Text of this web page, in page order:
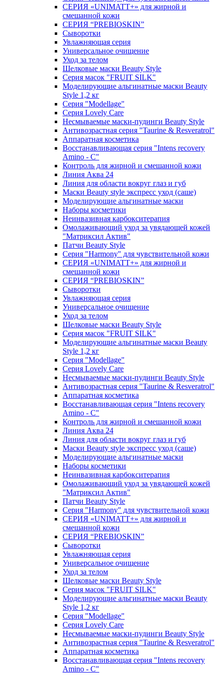
СЕРИЯ «UNIMATT+» для жирной и
смешанной кожи
СЕРИЯ “PREBIOSKIN”
Сыворотки
Увлажняющая серия
Универсальное очищение
Уход за телом
Шелковые маски Beauty Style
Серия масок "FRUIT SILK"
Моделирующие альгинатные маски Beauty
Style 1,2 кг
Серия "Modellage"
Cерия Lovely Care
Несмываемые маски-пудинги Beauty Style
Антивозрастная серия "Taurine & Resveratrol"
Аппаратная косметика
Восстанавливающая серия "Intens recovery
Amino - C"
Контроль для жирной и смешанной кожи
Линия Аква 24
Линия для области вокруг глаз и губ
Маски Beauty style экспресс уход (саше)
Моделирующие альгинатные маски
Наборы косметики
Неинвазивная карбокситерапия
Омолаживающий уход за увядающей кожей
"Матриксил Актив"
Патчи Beauty Style
Серия "Harmony" для чувствительной кожи
СЕРИЯ «UNIMATT+» для жирной и
смешанной кожи
СЕРИЯ “PREBIOSKIN”
Сыворотки
Увлажняющая серия
Универсальное очищение
Уход за телом
Шелковые маски Beauty Style
Серия масок "FRUIT SILK"
Моделирующие альгинатные маски Beauty
Style 1,2 кг
Серия "Modellage"
Cерия Lovely Care
Несмываемые маски-пудинги Beauty Style
Антивозрастная серия "Taurine & Resveratrol"
Аппаратная косметика
Восстанавливающая серия "Intens recovery
Amino - C"
Контроль для жирной и смешанной кожи
Линия Аква 24
Линия для области вокруг глаз и губ
Маски Beauty style экспресс уход (саше)
Моделирующие альгинатные маски
Наборы косметики
Неинвазивная карбокситерапия
Омолаживающий уход за увядающей кожей
"Матриксил Актив"
Патчи Beauty Style
Серия "Harmony" для чувствительной кожи
СЕРИЯ «UNIMATT+» для жирной и
смешанной кожи
СЕРИЯ “PREBIOSKIN”
Сыворотки
Увлажняющая серия
Универсальное очищение
Уход за телом
Шелковые маски Beauty Style
Серия масок "FRUIT SILK"
Моделирующие альгинатные маски Beauty
Style 1,2 кг
Серия "Modellage"
Cерия Lovely Care
Несмываемые маски-пудинги Beauty Style
Антивозрастная серия "Taurine & Resveratrol"
Аппаратная косметика
Восстанавливающая серия "Intens recovery
Amino - C"